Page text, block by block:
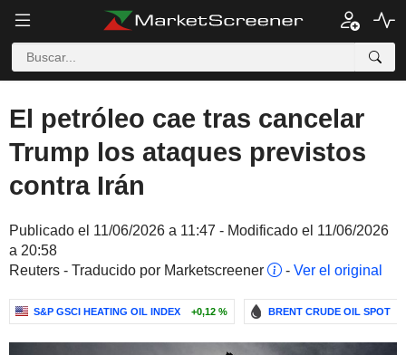
El petróleo cae tras cancelar
Trump los ataques previstos
contra Irán
Publicado el 11/06/2026 a 11:47 - Modificado el 11/06/2026
a 20:58
Reuters - Traducido por Marketscreener
- Ver el original
S&P GSCI HEATING OIL INDEX +0,12 % BRENT CRUDE OIL SPOT